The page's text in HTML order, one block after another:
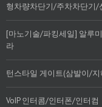
형차량차단기/주차차단기
[마노기술/파킹세일] 알루
라
턴스타일 게이트(삼발이/
VoIP 인터콤/인터폰/인터컴